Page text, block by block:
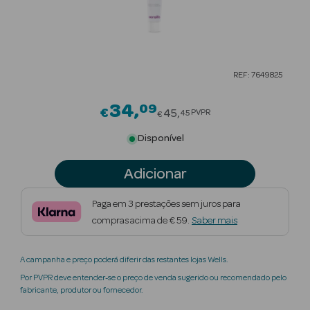
Beauty Season
Nutricosmética
Perfumes
Beauty Season
REF: 7649825
€34 09Price reduced from
€ 45 45 PVPR
Disponível
Adicionar
Paga em 3 prestações sem juros para
compras acima de € 59. Saber mais
A campanha e preço poderá diferir das restantes lojas Wells.
Por PVPR deve entender-se o preço de venda sugerido ou recomendado pelo
fabricante, produtor ou fornecedor.